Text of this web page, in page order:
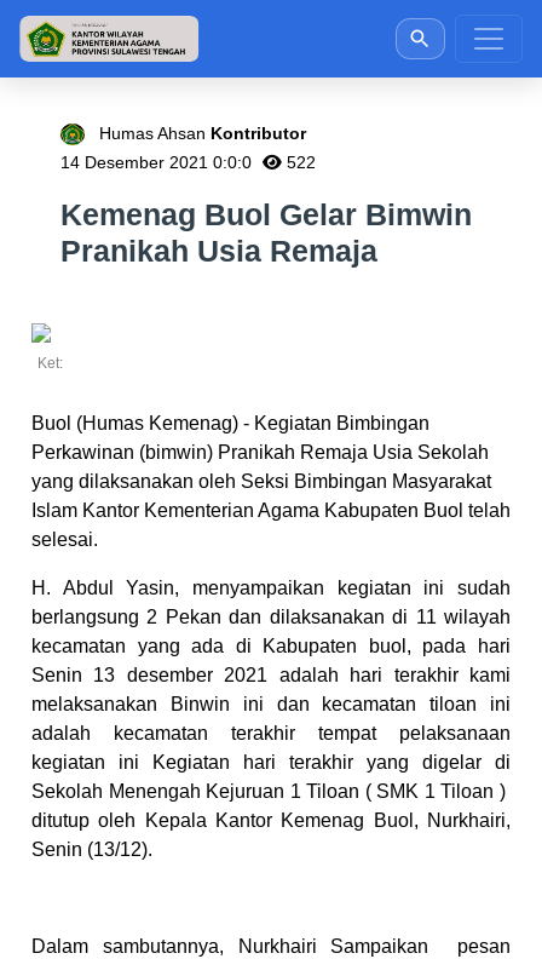
Humas Ahsan Kontributor
14 Desember 2021 0:0:0
522
Kemenag Buol Gelar Bimwin
Pranikah Usia Remaja
Ket:
Buol (Humas Kemenag) - Kegiatan Bimbingan
Perkawinan (bimwin) Pranikah Remaja Usia Sekolah
yang dilaksanakan oleh Seksi Bimbingan Masyarakat
Islam Kantor Kementerian Agama Kabupaten Buol telah
selesai.
H. Abdul Yasin, menyampaikan kegiatan ini sudah
berlangsung 2 Pekan dan dilaksanakan di 11 wilayah
kecamatan yang ada di Kabupaten buol, pada hari
Senin 13 desember 2021 adalah hari terakhir kami
melaksanakan Binwin ini dan kecamatan tiloan ini
adalah kecamatan terakhir tempat pelaksanaan
kegiatan ini Kegiatan hari terakhir yang digelar di
Sekolah Menengah Kejuruan 1 Tiloan ( SMK 1 Tiloan )
ditutup oleh Kepala Kantor Kemenag Buol, Nurkhairi,
Senin (13/12).
Dalam sambutannya, Nurkhairi Sampaikan pesan